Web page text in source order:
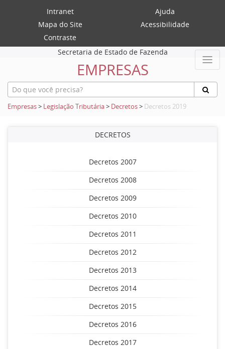
Intranet
Ajuda
Mapa do Site
Acessibilidade
Contraste
Secretaria de Estado de Fazenda
EMPRESAS
Empresas> Legislação Tributária> Decretos> Decretos 2019
DECRETOS
Decretos 2007
Decretos 2008
Decretos 2009
Decretos 2010
Decretos 2011
Decretos 2012
Decretos 2013
Decretos 2014
Decretos 2015
Decretos 2016
Decretos 2017